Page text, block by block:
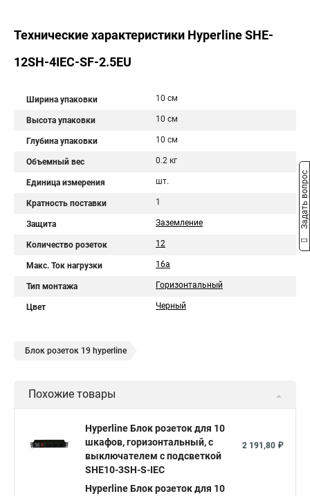
Технические характеристики Hyperline SHE-
12SH-4IEC-SF-2.5EU
Ширина упаковки 10 см
Высота упаковки 10 см
Глубина упаковки 10 см
Объемный вес 0.2 кг
Единица измерения шт.
Кратность поставки 1
Защита Заземление
Количество розеток 12
Макс. Ток нагрузки 16a
Тип монтажа Горизонтальный
Цвет Черный
Блок розеток 19 hyperline
Похожие товары
Hyperline Блок розеток для 10
шкафов, горизонтальный, с
выключателем с подсветкой
SHE10-3SH-S-IEC
2 191,80 ₽
Hyperline Блок розеток для 10
Задать вопрос